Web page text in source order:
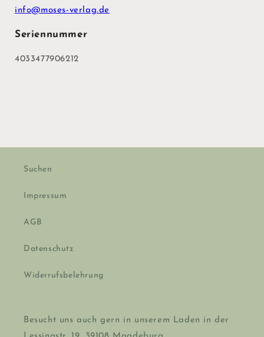
info@moses-verlag.de
Seriennummer
4033477906212
Suchen
Impressum
AGB
Datenschutz
Widerrufsbelehrung
Besucht uns auch gern in unserem Laden in der